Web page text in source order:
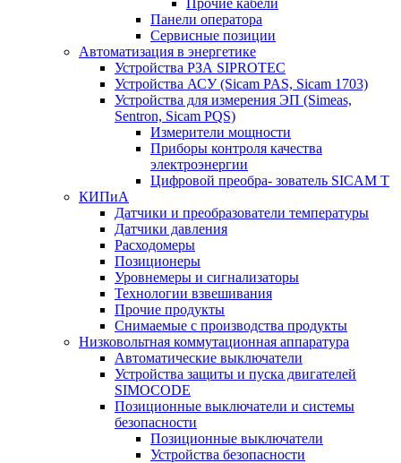
Прочие кабели
Панели оператора
Сервисные позиции
Автоматизация в энергетике
Устройства РЗА SIPROTEC
Устройства АСУ (Sicam PAS, Sicam 1703)
Устройства для измерения ЭП (Simeas,
Sentron, Sicam PQS)
Измерители мощности
Приборы контроля качества
электроэнергии
Цифровой преобра- зователь SICAM T
КИПиА
Датчики и преобразователи температуры
Датчики давления
Расходомеры
Позиционеры
Уровнемеры и сигнализаторы
Технологии взвешивания
Прочие продукты
Снимаемые с производства продукты
Низковольтная коммутационная аппаратура
Автоматические выключатели
Устройства защиты и пуска двигателей
SIMOCODE
Позиционные выключатели и системы
безопасности
Позиционные выключатели
Устройства безопасности